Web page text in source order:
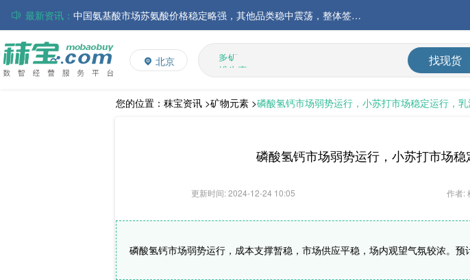
最新资讯：
中国氨基酸市场苏氨酸价格稳定略强，其他品类稳中震荡，整体签单清淡；欧洲物流成本进一步上升
磷酸氢钙市场行情走弱；小苏打和乳清粉市场价格稳定运行
帝斯曼-芬美意发布2026年上半年业绩
巴斯夫集团发布2026年第二季度财务报告
丸红株式会社发布截至2026年6月30日前3个月的合并财务报告
住友化学公布2026财年第一季度业绩
北京
L-赖氨酸硫酸盐
多维
多矿
维生素
饲料添加剂
找现货
您的位置： 秣宝资讯 >矿物元素 >磷酸氢钙市场弱势运行，小苏打市场稳定运行，
磷酸氢钙市场弱势运行，小苏打市场
更新时间: 2024-12-24 10:05 作者:
磷酸氢钙市场弱势运行，成本支撑暂稳，市场供应平稳，场内观望气氛较浓。预